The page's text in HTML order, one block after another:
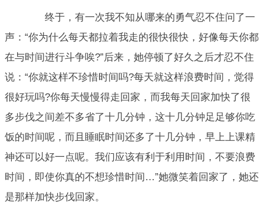
终于，有一次我不知从哪来的勇气忍不住问了一
声：“你为什么每天都拉着我走的很快很快，好像每天你都
在与时间进行斗争唉?”后来，她停顿了好久之后才忍不住
说：“你就这样不珍惜时间吗?每天就这样浪费时间，觉得
很好玩吗?你每天慢慢得走回家，而我每天回家加快了很
多步伐之间差不多省了十几分钟，这十几分钟足足够你吃
饭的时间呢，而且睡眠时间还多了十几分钟，早上上课精
神还可以好一点呢。我们应该有利于利用时间，不要浪费
时间，即使你真的不想珍惜时间…”她微笑着回家了，她还
是那样加快步伐回家。